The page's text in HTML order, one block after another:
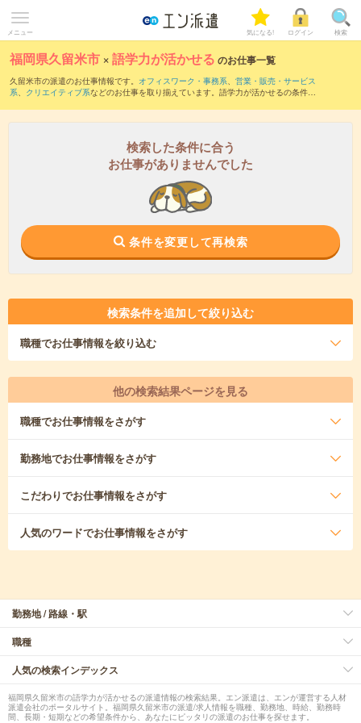
メニュー 気になる! ログイン 検索
福岡県久留米市 ×語学力が活かせる のお仕事一覧
久留米市の派遣のお仕事情報です。 オフィスワーク・事務系、 営業・販売・サービス
系、 クリエイティブ系などのお仕事を取り揃えています。語学力が活かせるの条件の
検索した条件に合う
お仕事がありませんでした
条件を変更して再検索
検索条件を追加して絞り込む
職種でお仕事情報を絞り込む
他の検索結果ページを見る
職種でお仕事情報をさがす
勤務地でお仕事情報をさがす
こだわりでお仕事情報をさがす
人気のワードでお仕事情報をさがす
勤務地 / 路線・駅
職種
人気の検索インデックス
福岡県久留米市の語学力が活かせるの派遣情報の検索結果。エン派遣は、エンが運営する人材
派遣会社のポータルサイト。福岡県久留米市の派遣/求人情報を職種、勤務地、時給、勤務時
間、長期・短期などの希望条件から、あなたにピッタリの派遣のお仕事を探せます。